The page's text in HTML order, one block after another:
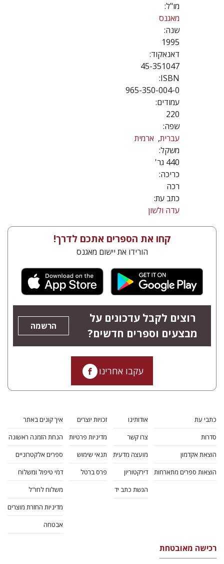
מו"ל:
מאגנס
שנה:
1995
דאנאקוד:
45-351047
ISBN:
965-350-004-0
עמודים:
220
שפה:
עברית ארמית
משקל:
440 גר'
כריכה:
רכה
כתב עת:
עדה ולשון
קחו את הספרים אתכם לדרך!
הורידו את יישום מאגנס
רוצים לקבל עדכונים על
מבצעים וספרים חדשים?
הרשמה
עקבו אחרינו
כתבי עת
סדרות
הוצאת אקדמון
הוצאות ספרים מתארחות
אודותינו
צרו קשר
מועצה מדעית
דירקטוריון
הגשת כתב יד
זכויות יוצרים
מדיניות פרטיות
תנאי שימוש
פרס ברטל
איך קונים באתר
הנחת הזמנה ראשונה
ספרים אלקטרוניים
דמי טיפול ומשלוח
משלוח לחו"ל
מדיניות החזרת מוצרים
אבטחה
רכישה מאובטחת